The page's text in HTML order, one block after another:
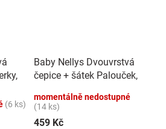
(6 ks)
Baby Nellys Dvouvrstvá
čepice + šátek Palouček,
momentálně nedostupné
(14 ks)
459 Kč